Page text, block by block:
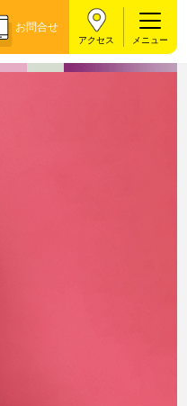
お問合せ
アクセス